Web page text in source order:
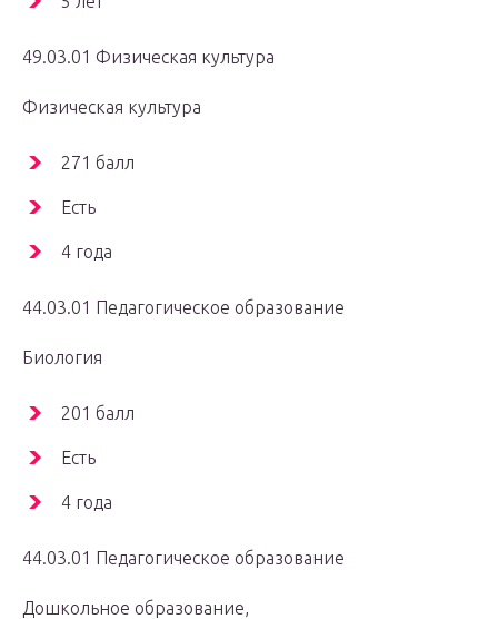
49.03.01 Физическая культура
Физическая культура
271 балл
Есть
4 года
44.03.01 Педагогическое образование
Биология
201 балл
Есть
4 года
44.03.01 Педагогическое образование
Дошкольное образование,